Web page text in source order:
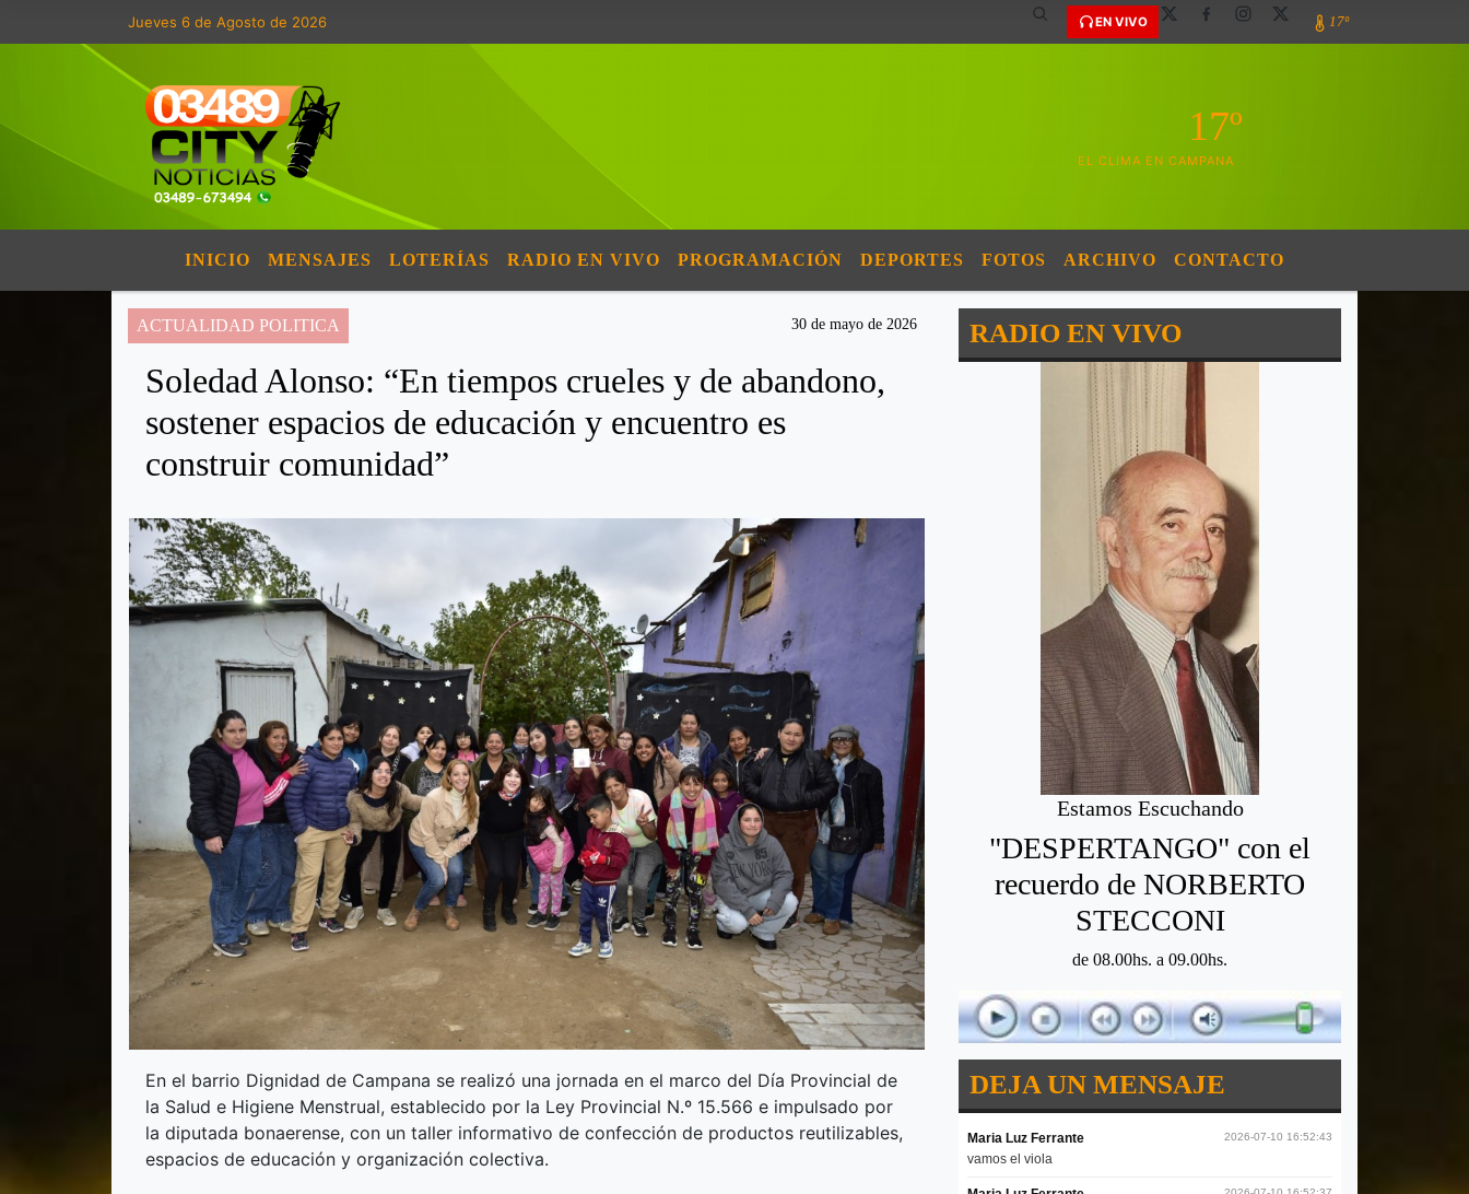
Jueves 6 de Agosto de 2026 EN VIVO 17º
17º
EL CLIMA EN CAMPANA
INICIO MENSAJES LOTERÍAS RADIO EN VIVO PROGRAMACIÓN DEPORTES FOTOS ARCHIVO CONTACTO
ACTUALIDAD POLITICA 30 de mayo de 2026
Soledad Alonso: “En tiempos crueles y de abandono,
sostener espacios de educación y encuentro es
construir comunidad”
En el barrio Dignidad de Campana se realizó una jornada en el marco del Día Provincial de
la Salud e Higiene Menstrual, establecido por la Ley Provincial N.º 15.566 e impulsado por
la diputada bonaerense, con un taller informativo de confección de productos reutilizables,
espacios de educación y organización colectiva.
RADIO EN VIVO
Estamos Escuchando
"DESPERTANGO" con el
recuerdo de NORBERTO
STECCONI
de 08.00hs. a 09.00hs.
DEJA UN MENSAJE